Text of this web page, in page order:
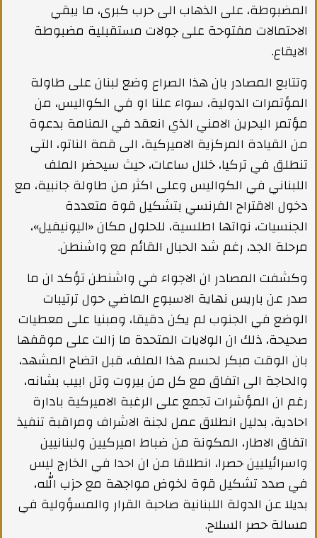
المضبوطة، على الذهاب الى حرب كبرى، ما يبقي
الاحتمالات مفتوحة على جولات مستقبلية مضبوطة
الايقاع.
وتتابع المصادر بان هذا الصراع وضع لبنان على طاولة
المؤتمرات الدولية، سواء علنا او في الكواليس، من
مؤتمر البحرين الامني الذي انعقد في المنامة بدعوة
من القيادة المركزية الاميركية، الى قمة الناتو، التي
تنطلق في تركيا، خلال ساعات، حيث سيحضر الملف
اللبناني في الكواليس وعلى اكثر من طاولة جانبية، مع
دخول الاقتراح الفرنسي بتشكيل قوة متعددة
الجنسيات، نواتها اطلسية، للحلول مكان «اليونيفيل»،
مرحلة الجد، رغم شد الحبال القائم مع واشنطن.
وكشفت المصادر ان الاجواء في واشنطن تؤكد ان ما
صدر عن باريس نهاية الاسبوع الماضي حول ترتيبات
الوضع في الجنوب لم يكن دقيقا، ومبنيا على معطيات
صحيحة، ذلك ان الولايات المتحدة ما زالت على موقفها
بان الوقت مبكر لحسم هذا الملف، قبل اتضاح المشهد،
والحاجة الى اتفاق مع كل من بيروت وتل ابيب بشانه،
رغم ان المؤشرات تجمع على الرغبة الاميركية بادارة
احادية، بدليل انطلاق عمل لجنة الاشراف ومراقبة تنفيذ
اتفاق الاطار، المكونة من ضباط اميركيين ولبنانيين
واسرائيليين حصرا، انطلاقا من ان احدا في الخارج ليس
في صدد تشكيل قوة لخوض مواجهة مع حزب الله،
بديلا عن الدولة اللبنانية صاحبة القرار والمسؤولية في
مسالة حصر السلاح.